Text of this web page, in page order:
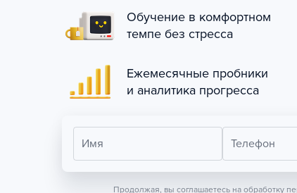
Обучение в комфортном
темпе без стресса
Ежемесячные пробники
и аналитика прогресса
Имя Телефон
Продолжая, вы соглашаетесь на обработку